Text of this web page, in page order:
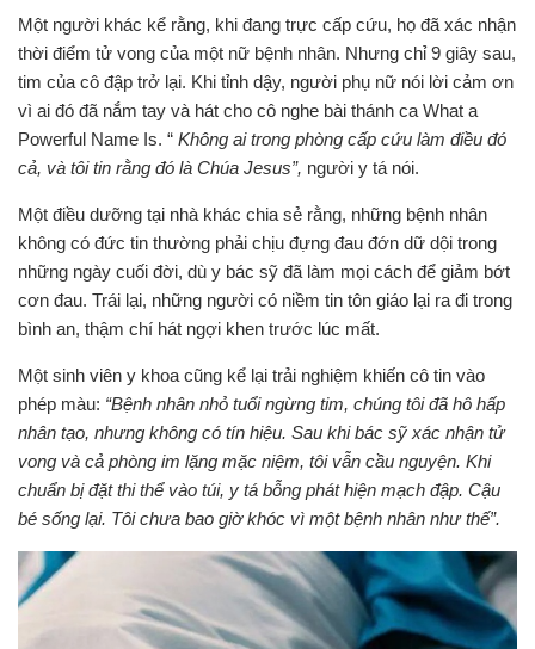
Một người khác kể rằng, khi đang trực cấp cứu, họ đã xác nhận
thời điểm tử vong của một nữ bệnh nhân. Nhưng chỉ 9 giây sau,
tim của cô đập trở lại. Khi tỉnh dậy, người phụ nữ nói lời cảm ơn
vì ai đó đã nắm tay và hát cho cô nghe bài thánh ca What a
Powerful Name Is. “ Không ai trong phòng cấp cứu làm điều đó
cả, và tôi tin rằng đó là Chúa Jesus”, người y tá nói.
Một điều dưỡng tại nhà khác chia sẻ rằng, những bệnh nhân
không có đức tin thường phải chịu đựng đau đớn dữ dội trong
những ngày cuối đời, dù y bác sỹ đã làm mọi cách để giảm bớt
cơn đau. Trái lại, những người có niềm tin tôn giáo lại ra đi trong
bình an, thậm chí hát ngợi khen trước lúc mất.
Một sinh viên y khoa cũng kể lại trải nghiệm khiến cô tin vào
phép màu: “Bệnh nhân nhỏ tuổi ngừng tim, chúng tôi đã hô hấp
nhân tạo, nhưng không có tín hiệu. Sau khi bác sỹ xác nhận tử
vong và cả phòng im lặng mặc niệm, tôi vẫn cầu nguyện. Khi
chuẩn bị đặt thi thể vào túi, y tá bỗng phát hiện mạch đập. Cậu
bé sống lại. Tôi chưa bao giờ khóc vì một bệnh nhân như thế”.